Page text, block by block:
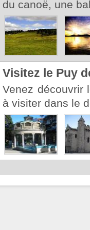
du canoë, une
Visitez le Puy
Venez découvrir
à visiter dans le